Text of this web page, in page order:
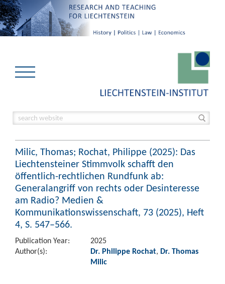
Milic, Thomas; Rochat, Philippe (2025): Das
Liechtensteiner Stimmvolk schafft den
öffentlich-rechtlichen Rundfunk ab:
Generalangriff von rechts oder Desinteresse
am Radio? Medien &
Kommunikationswissenschaft, 73 (2025), Heft
4, S. 547–566.
Publication Year:
2025
Author(s):
Dr. Philippe Rochat, Dr. Thomas
Milic